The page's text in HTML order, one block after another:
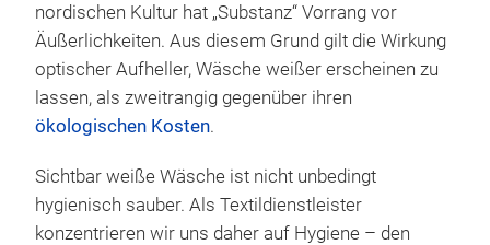
nordischen Kultur hat „Substanz“ Vorrang vor
Äußerlichkeiten. Aus diesem Grund gilt die Wirkung
optischer Aufheller, Wäsche weißer erscheinen zu
lassen, als zweitrangig gegenüber ihren
ökologischen Kosten.
Sichtbar weiße Wäsche ist nicht unbedingt
hygienisch sauber. Als Textildienstleister
konzentrieren wir uns daher auf Hygiene – den